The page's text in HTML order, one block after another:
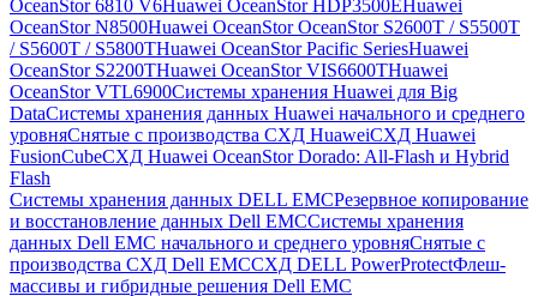
OceanStor 6810 V6Huawei OceanStor HDP3500EHuawei
OceanStor N8500Huawei OceanStor OceanStor S2600T / S5500T
/ S5600T / S5800THuawei OceanStor Pacific SeriesHuawei
OceanStor S2200THuawei OceanStor VIS6600THuawei
OceanStor VTL6900Системы хранения Huawei для Big
DataСистемы хранения данных Huawei начального и среднего
уровняСнятые с производства СХД HuaweiСХД Huawei
FusionCubeСХД Huawei OceanStor Dorado: All-Flash и Hybrid
Flash
Системы хранения данных DELL EMCРезервное копирование
и восстановление данных Dell EMCСистемы хранения
данных Dell EMC начального и среднего уровняСнятые с
производства СХД Dell EMCСХД DELL PowerProtectФлеш-
массивы и гибридные решения Dell EMC